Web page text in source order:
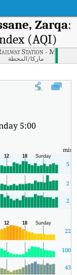
Zarqa:
(AQI)
Station - Mahata,
ﻣﺎرﻛﺎ/اﻟﻤﺤﻄﺔ
luchtkwaliteitsindex
5:00
min
5
2
2
22
1006
43